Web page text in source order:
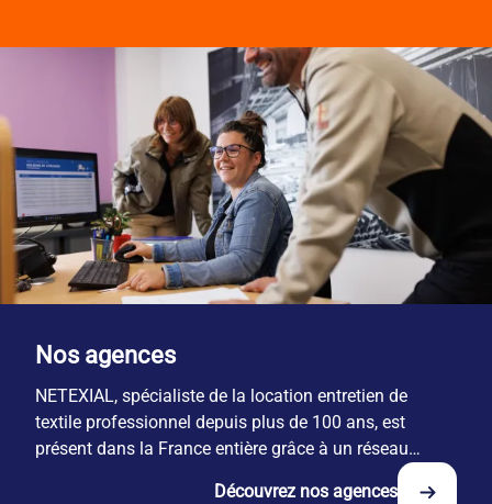
Nos agences
NETEXIAL, spécialiste de la location entretien de
textile professionnel depuis plus de 100 ans, est
présent dans la France entière grâce à un réseau
Découvrez nos agences